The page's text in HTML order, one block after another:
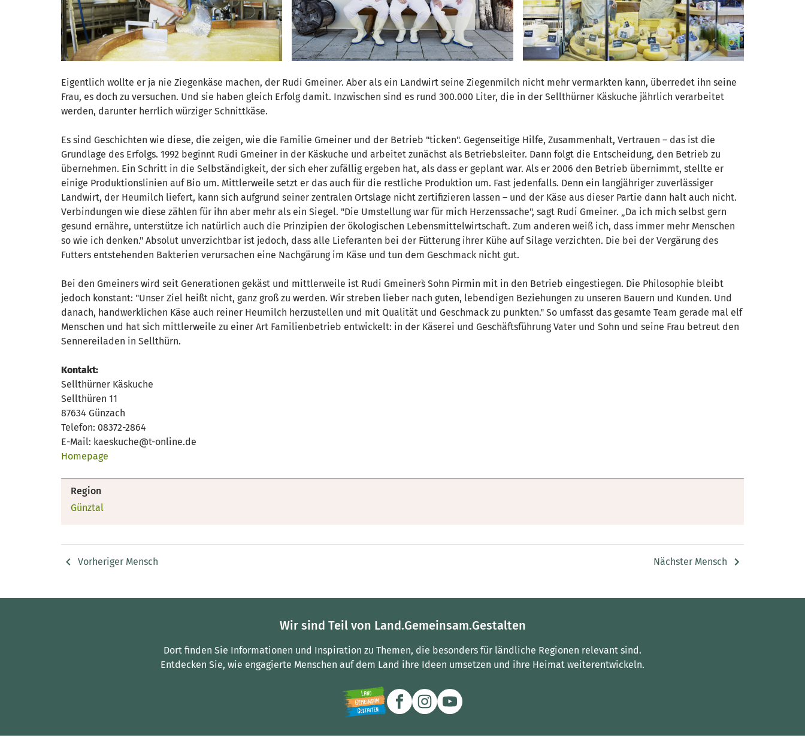
Eigentlich wollte er ja nie Ziegenkäse machen, der Rudi Gmeiner. Aber als ein Landwirt seine Ziegenmilch nicht mehr vermarkten kann, überredet ihn seine
Frau, es doch zu versuchen. Und sie haben gleich Erfolg damit. Inzwischen sind es rund 300.000 Liter, die in der Sellthürner Käskuche jährlich verarbeitet
werden, darunter herrlich würziger Schnittkäse.
Es sind Geschichten wie diese, die zeigen, wie die Familie Gmeiner und der Betrieb "ticken". Gegenseitige Hilfe, Zusammenhalt, Vertrauen – das ist die
Grundlage des Erfolgs. 1992 beginnt Rudi Gmeiner in der Käskuche und arbeitet zunächst als Betriebsleiter. Dann folgt die Entscheidung, den Betrieb zu
übernehmen. Ein Schritt in die Selbständigkeit, der sich eher zufällig ergeben hat, als dass er geplant war. Als er 2006 den Betrieb übernimmt, stellte er
einige Produktionslinien auf Bio um. Mittlerweile setzt er das auch für die restliche Produktion um. Fast jedenfalls. Denn ein langjähriger zuverlässiger
Landwirt, der Heumilch liefert, kann sich aufgrund seiner zentralen Ortslage nicht zertifizieren lassen – und der Käse aus dieser Partie dann halt auch nicht.
Verbindungen wie diese zählen für ihn aber mehr als ein Siegel. "Die Umstellung war für mich Herzenssache", sagt Rudi Gmeiner. „Da ich mich selbst gern
gesund ernähre, unterstütze ich natürlich auch die Prinzipien der ökologischen Lebensmittelwirtschaft. Zum anderen weiß ich, dass immer mehr Menschen
so wie ich denken." Absolut unverzichtbar ist jedoch, dass alle Lieferanten bei der Fütterung ihrer Kühe auf Silage verzichten. Die bei der Vergärung des
Futters entstehenden Bakterien verursachen eine Nachgärung im Käse und tun dem Geschmack nicht gut.
Bei den Gmeiners wird seit Generationen gekäst und mittlerweile ist Rudi Gmeiner`s Sohn Pirmin mit in den Betrieb eingestiegen. Die Philosophie bleibt
jedoch konstant: "Unser Ziel heißt nicht, ganz groß zu werden. Wir streben lieber nach guten, lebendigen Beziehungen zu unseren Bauern und Kunden. Und
danach, handwerklichen Käse auch reiner Heumilch herzustellen und mit Qualität und Geschmack zu punkten." So umfasst das gesamte Team gerade mal elf
Menschen und hat sich mittlerweile zu einer Art Familienbetrieb entwickelt: in der Käserei und Geschäftsführung Vater und Sohn und seine Frau betreut den
Sennereiladen in Sellthürn.
Kontakt:
Sellthürner Käskuche
Sellthüren 11
87634 Günzach
Telefon: 08372-2864
E-Mail: kaeskuche@t-online.de
Homepage
Region
Günztal
Vorheriger Mensch Nächster Mensch
Wir sind Teil von Land.Gemeinsam.Gestalten
Dort finden Sie Informationen und Inspiration zu Themen, die besonders für ländliche Regionen relevant sind.
Entdecken Sie, wie engagierte Menschen auf dem Land ihre Ideen umsetzen und ihre Heimat weiterentwickeln.